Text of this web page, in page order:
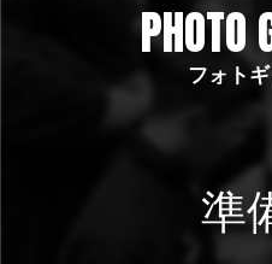
PHOTO
フォト
準